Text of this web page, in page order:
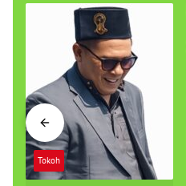
Tokoh